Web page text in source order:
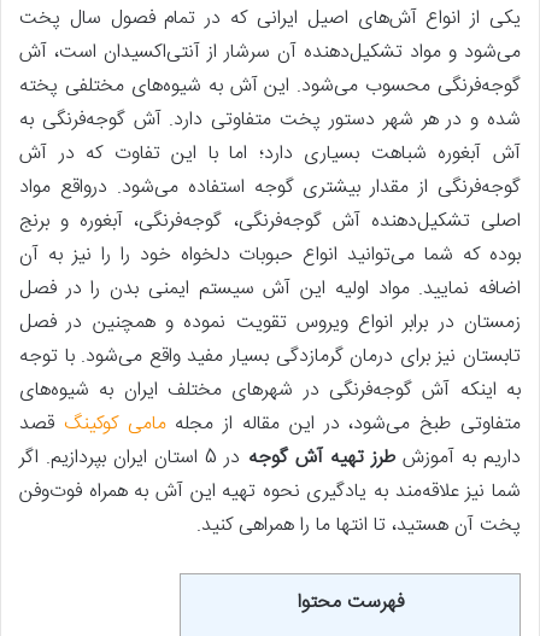
یکی از انواع آش‌های اصیل ایرانی که در تمام فصول سال پخت
می‌شود و مواد تشکیل‌دهنده آن سرشار از آنتی‌اکسیدان است، آش
گوجه‌فرنگی محسوب می‌شود. این آش به شیوه‌های مختلفی پخته
شده و در هر شهر دستور پخت متفاوتی دارد. آش گوجه‌فرنگی به
آش آبغوره شباهت بسیاری دارد؛ اما با این تفاوت که در آش
گوجه‌فرنگی از مقدار بیشتری گوجه استفاده می‌شود. درواقع مواد
اصلی تشکیل‌دهنده آش گوجه‌فرنگی، گوجه‌فرنگی، آبغوره و برنج
بوده که شما می‌توانید انواع حبوبات دلخواه خود را را نیز به آن
اضافه نمایید. مواد اولیه این آش سیستم ایمنی بدن را در فصل
زمستان در برابر انواع ویروس تقویت نموده و همچنین در فصل
تابستان نیز برای درمان گرمازدگی بسیار مفید واقع می‌شود. با توجه
به اینکه آش گوجه‌فرنگی در شهرهای مختلف ایران به شیوه‌های
متفاوتی طبخ می‌شود، در این مقاله از مجلهمامی کوکینگ قصد
داریم به آموزشطرز تهیه آش گوجه
در 5 استان ایران بپردازیم. اگر
شما نیز علاقه‌مند به یادگیری نحوه تهیه این آش به همراه فوت‌وفن
پخت آن هستید، تا انتها ما را همراهی کنید.
فهرست محتوا